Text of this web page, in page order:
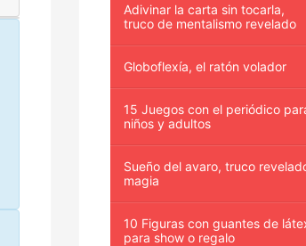
Adivinar la carta sin tocarla,
truco de mentalismo revelado
Globoflexía, el ratón volador
15 Juegos con el periódico
niños y adultos
Sueño del avaro, truco
magia
10 Figuras con guantes de
para show o regalo